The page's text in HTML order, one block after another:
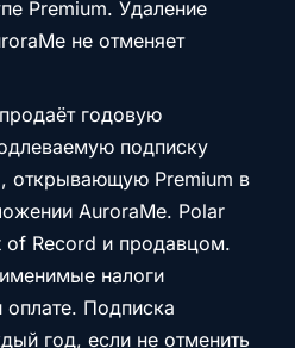
Premium. Удаление
не отменяет
годовую
подписку
открывающую Premium в
AuroraMe. Polar
of Record и продавцом.
налоги
Подписка
год, если не отменить